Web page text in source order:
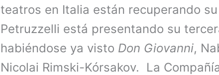
teatros en Italia están recuperando
Petruzzelli está presentando su
habiéndose ya visto Don Giovanni,
Nicolai Rimski-Kórsakov. La